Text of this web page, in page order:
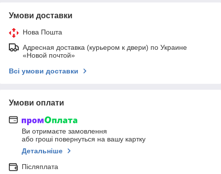
Умови доставки
Нова Пошта
Адресная доставка (курьером к двери) по Украине
«Новой почтой»
Всі умови доставки
Умови оплати
Ви отримаєте замовлення
або гроші повернуться на вашу картку
Детальніше
Післяплата